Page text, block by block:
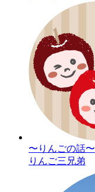
〜りんごの話〜
りんご三兄弟